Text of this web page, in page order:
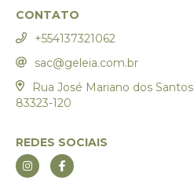
CONTATO
+554137321062
sac@geleia.com.br
Rua José Mariano dos
83323-120
REDES SOCIAIS